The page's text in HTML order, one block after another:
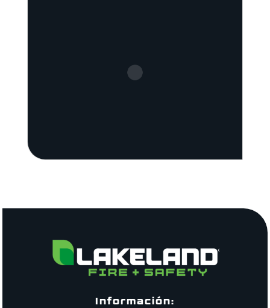
Información: